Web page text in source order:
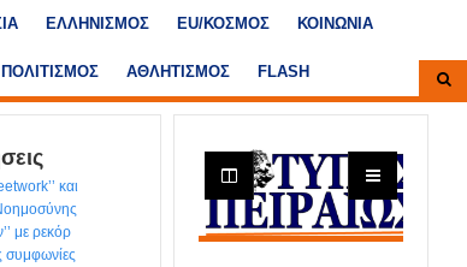
ΕΛΛΗΝΙΣΜΟΣ ΕU/ΚΟΣΜΟΣ ΚΟΙΝΩΝΙΑ
ΠΟΛΙΤΙΣΜΟΣ ΑΘΛΗΤΙΣΜΟΣ FLASH
και
με ρεκόρ
συμφωνίες